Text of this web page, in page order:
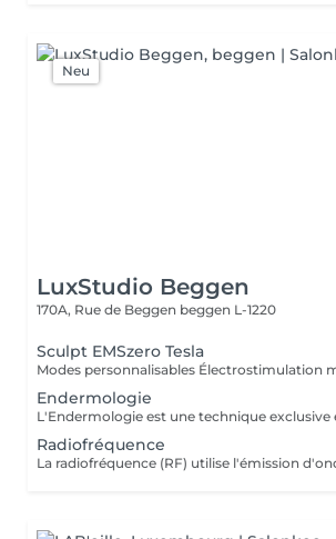
Neu
LuxStudio Beggen
170A, Rue de Beggen beggen L-1220
Sculpt EMSzero Tesla
Endermologie
Radiofréquence